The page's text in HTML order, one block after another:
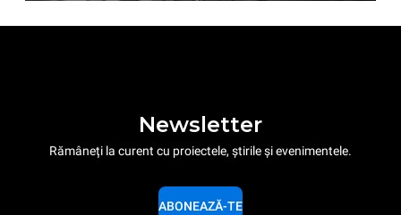
Newsletter
Rămâneți la curent cu proiectele, știrile și evenimentele.
ABONEAZĂ-TE